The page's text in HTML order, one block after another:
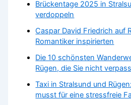
Brückentage 2025 in
verdoppeln
Caspar David Friedrich auf
Romantiker inspirierten
Die 10 schönsten
Rügen, die Sie nicht
Taxi in Stralsund und
musst für eine stressfreie